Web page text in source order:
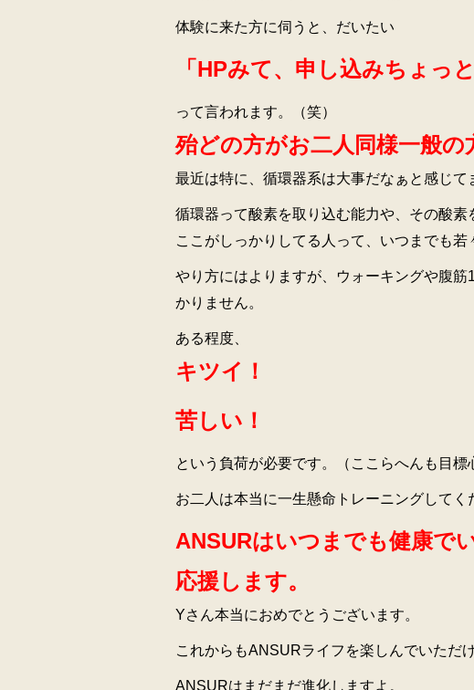
体験に来た方に伺うと、だいたい
「HPみて、申し込みちょっ
って言われます。（笑）
殆どの方がお二人同様一般の
最近は特に、循環器系は大事だなぁと感じて
循環器って酸素を取り込む能力や、その酸素
ここがしっかりしてる人って、いつまでも若
やり方にはよりますが、ウォーキングや腹
かりません。
ある程度、
キツイ！
苦しい！
という負荷が必要です。（ここらへんも目標
お二人は本当に一生懸命トレーニングしてく
ANSURはいつまでも健康で
応援します。
Yさん本当におめでとうございます。
これからもANSURライフを楽しんでいただ
ANSURはまだまだ進化しますよ。